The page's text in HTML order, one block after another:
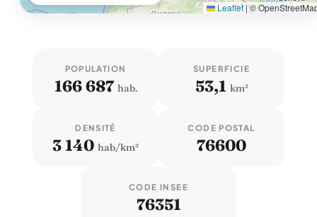
Leaflet|©
POPULATION
166 687 hab.
SUPERFICIE
53,1 km²
DENSITÉ
3 140 hab/km²
CODE POSTAL
76600
CODE INSEE
76351